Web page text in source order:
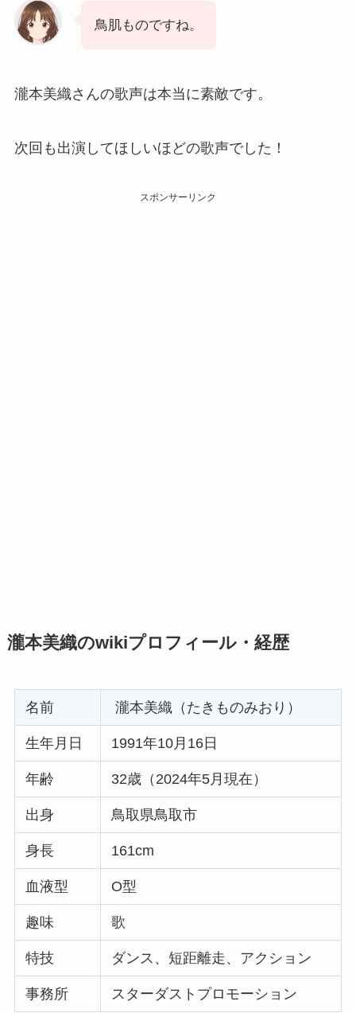
鳥肌ものですね。
瀧本美織さんの歌声は本当に素敵です。
次回も出演してほしいほどの歌声でした！
スポンサーリンク
瀧本美織のwikiプロフィール・経歴
名前 瀧本美織（たきものみおり）
生年月日 1991年10月16日
年齢 32歳（2024年5月現在）
出身 鳥取県鳥取市
身長 161cm
血液型 O型
趣味 歌
特技 ダンス、短距離走、アクション
事務所 スターダストプロモーション